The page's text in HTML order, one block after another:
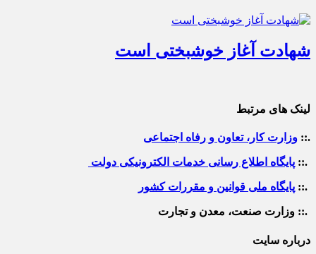
شهادت آغاز خوشبختی است
لینک های مرتبط
.:: وزارت کار، تعاون و رفاه اجتماعی
.:: پایگاه اطلاع رسانی خدمات الکترونیکی دولت
.:: پایگاه ملی قوانین و مقررات کشور
.:: وزارت صنعت، معدن و تجارت
درباره سایت